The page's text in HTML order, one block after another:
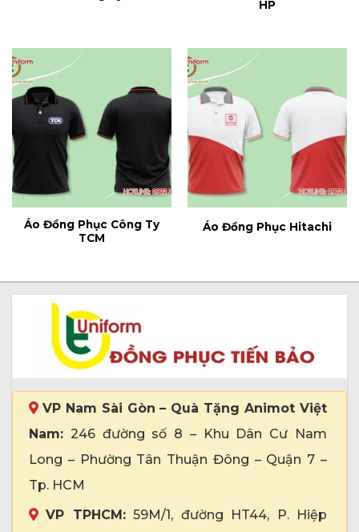
HP
Áo Đồng Phục Công Ty
TCM
Áo Đồng Phục Hitachi
VP Nam Sài Gòn – Quà Tặng Animot Việt
Nam: 246 đường số 8 – Khu Dân Cư Nam
Long – Phường Tân Thuận Đông – Quận 7 –
Tp. HCM
VP TPHCM:59M/1, đường HT44, P. Hiệp